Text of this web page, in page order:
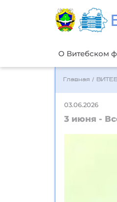
О Витебском
Главная /
03.06.2026
3 июня -